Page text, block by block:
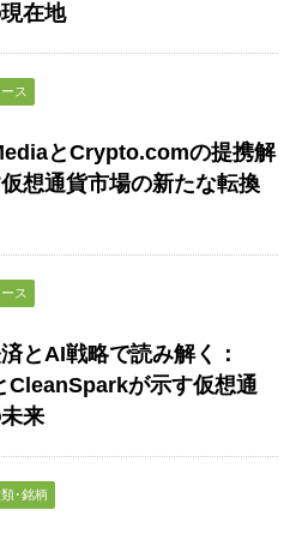
在地
ス
とCrypto.comの提携解
想通貨市場の新たな転換
ス
とAI戦略で読み解く：
CleanSparkが示す仮想通
来
･銘柄